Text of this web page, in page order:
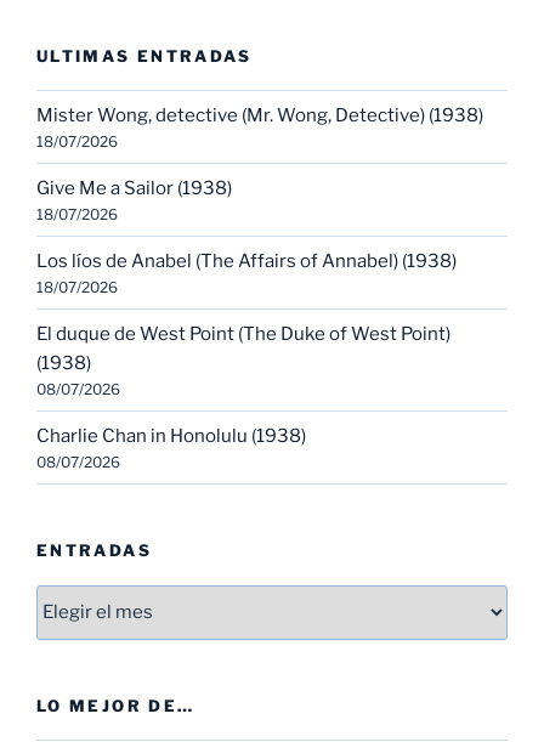
ULTIMAS ENTRADAS
Mister Wong, detective (Mr. Wong, Detective) (1938)
18/07/2026
Give Me a Sailor (1938)
18/07/2026
Los líos de Anabel (The Affairs of Annabel) (1938)
18/07/2026
El duque de West Point (The Duke of West Point)
(1938)
08/07/2026
Charlie Chan in Honolulu (1938)
08/07/2026
ENTRADAS
Entradas
LO MEJOR DE…